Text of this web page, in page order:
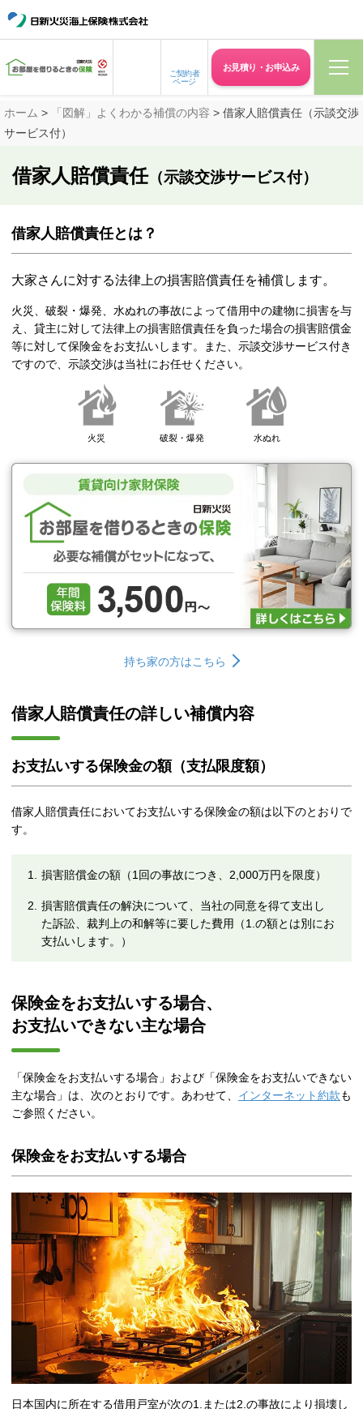
ご契約者
ページ
お見積り・ お申込み
ホーム > 「図解」よくわかる補償の内容 > 借家人賠償責任（示談交渉
サービス付）
借家人賠償責任（示談交渉サービス付）
借家人賠償責任とは？
大家さんに対する法律上の損害賠償責任を補償します。
火災、破裂・爆発、水ぬれの事故によって借用中の建物に損害を与
え、貸主に対して法律上の損害賠償責任を負った場合の損害賠償金
等に対して保険金をお支払いします。また、示談交渉サービス付き
ですので、示談交渉は当社にお任せください。
火災 破裂・爆発 水ぬれ
持ち家の方はこちら
借家人賠償責任の詳しい補償内容
お支払いする保険金の額（支払限度額）
借家人賠償責任においてお支払いする保険金の額は以下のとおりで
す。
1. 損害賠償金の額（1回の事故につき、2,000万円を限度）
2.
損害賠償責任の解決について、当社の同意を得て支出し
た訴訟、裁判上の和解等に要した費用（1.の額とは別にお
支払いします。）
保険金をお支払いする場合、
お支払いできない主な場合
「保険金をお支払いする場合」および「保険金をお支払いできない
主な場合」は、次のとおりです。あわせて、 インターネット約款も
ご参照ください。
保険金をお支払いする場合
日本国内に所在する借用戸室が次の1.または2.の事故により損壊し